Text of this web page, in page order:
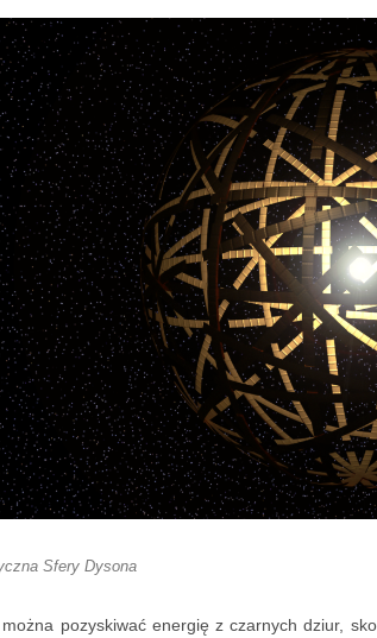
Sfery Dysona
pozyskiwać energię z czarnych dziur,